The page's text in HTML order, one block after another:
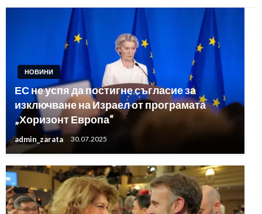
НОВИНИ
ЕС не успя да постигне съгласие за
изключване на Израел от програмата
„Хоризонт Европа“
admin_zarata 30.07.2025